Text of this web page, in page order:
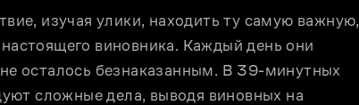
изучая улики, находить ту самую важную,
виновника. Каждый день они
осталось безнаказанным. В 39-минутных
сложные дела, выводя виновных на